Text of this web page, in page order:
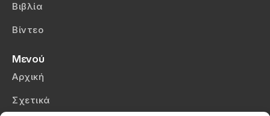
Βιβλία
Βίντεο
Μενού
Αρχική
Σχετικά